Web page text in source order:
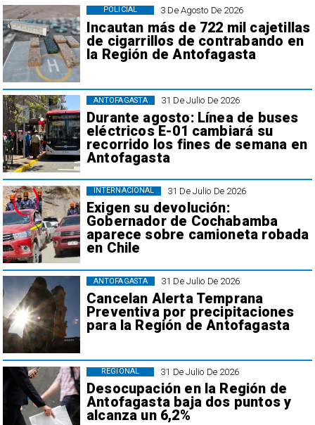
3 De Agosto De 2026
Incautan más de 722 mil cajetillas
de cigarrillos de contrabando en
la Región de Antofagasta
POLICIAL
31 De Julio De 2026
Durante agosto: Línea de buses
eléctricos E-01 cambiará su
recorrido los fines de semana en
Antofagasta
ANTOFAGASTA
31 De Julio De 2026
Exigen su devolución:
Gobernador de Cochabamba
aparece sobre camioneta robada
en Chile
INTERNACIONAL
31 De Julio De 2026
Cancelan Alerta Temprana
Preventiva por precipitaciones
para la Región de Antofagasta
ANTOFAGASTA
31 De Julio De 2026
Desocupación en la Región de
Antofagasta baja dos puntos y
alcanza un 6,2%
REGIONAL